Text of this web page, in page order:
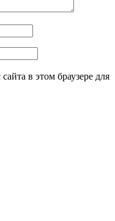
в этом браузере для